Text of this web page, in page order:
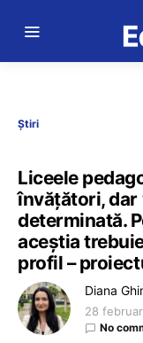
Știri
Liceele
învățători, dar
determinată.
aceștia
profil –
Diana
28
No